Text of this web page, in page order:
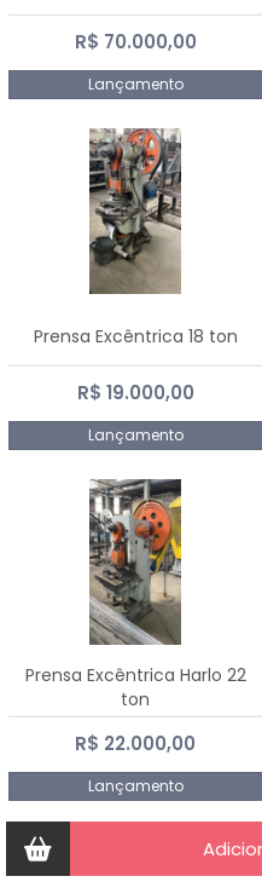
R$ 70.000,00
Lançamento
Prensa Excêntrica 18 ton
R$ 19.000,00
Lançamento
Prensa Excêntrica Harlo 22
ton
R$ 22.000,00
Lançamento